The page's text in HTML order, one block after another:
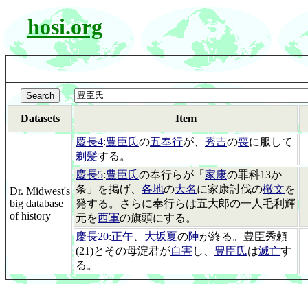
hosi.org
Datasets Item
Dr. Midwest's
big database
of history
慶長4:豊臣氏の五奉行が、 秀吉の喪に服して
剃髪する。
慶長5:豊臣氏の奉行らが「 家康の罪科13か
条」を掲げ、 各地の大名に家康討伐の檄文を
発する。さらに奉行らは五大郎の一人毛利輝
元を西軍の旗頭にする。
慶長20:正午 大坂夏の陣が終る。豊臣秀頼
(21)とその母淀君が自害し、 豊臣氏は滅亡す
る。